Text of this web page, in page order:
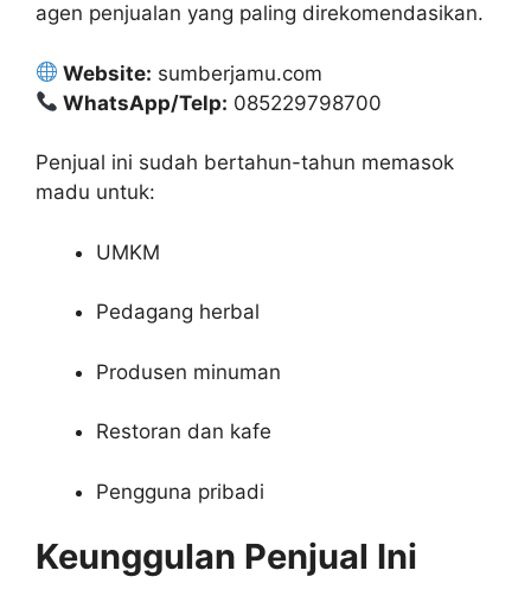
agen penjualan yang paling direkomendasikan.
Website: sumberjamu.com
WhatsApp/Telp: 085229798700
Penjual ini sudah bertahun-tahun memasok
madu untuk:
UMKM
Pedagang herbal
Produsen minuman
Restoran dan kafe
Pengguna pribadi
Keunggulan Penjual Ini